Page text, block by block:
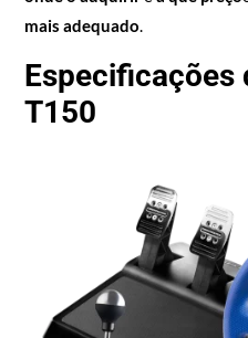
mais adequado.
Especificações
T150